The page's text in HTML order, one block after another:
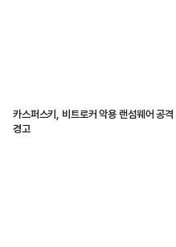
카스퍼스키, 비트로커 악용 랜섬웨어 공격
경고